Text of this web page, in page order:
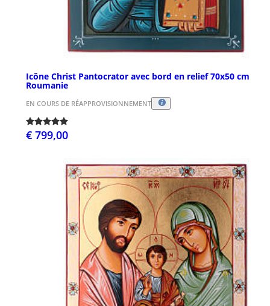
Icône Christ Pantocrator avec bord en relief 70x50 cm
Roumanie
EN COURS DE RÉAPPROVISIONNEMENT
€ 799,00